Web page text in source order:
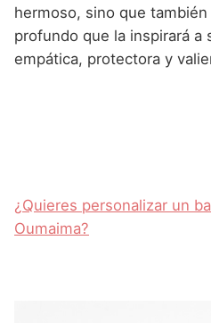
hermoso, sino que
profundo que la inspirará a
empática, protectora y
¿Quieres personalizar un
Oumaima?